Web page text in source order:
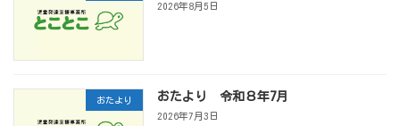
2026年8月5日
おたより おたより 令和８年7月
2026年7月3日